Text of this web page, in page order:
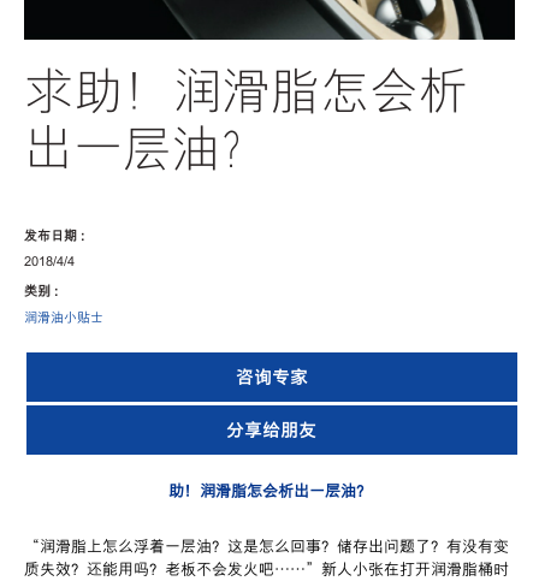
求助！润滑脂怎会析
出一层油？
发布日期 :
2018/4/4
类别 :
润滑油小贴士
咨询专家
分享给朋友
助！润滑脂怎会析出一层油？
“润滑脂上怎么浮着一层油？这是怎么回事？储存出问题了？有没有变
质失效？还能用吗？老板不会发火吧……” 新人小张在打开润滑脂桶时